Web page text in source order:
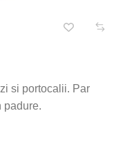
si portocalii. Par
padure.